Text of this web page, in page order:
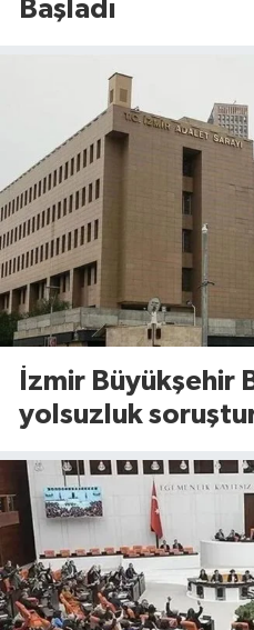
Başladı
İzmir Büyükşehir
yolsuzluk